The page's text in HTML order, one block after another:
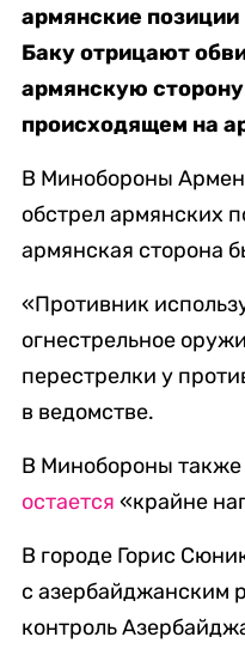
армянские
Баку отрицают
армянскую
происходящем на
В Минобороны
обстрел армянских
армянская сторона
«Противник
огнестрельное
перестрелки у
в ведомстве.
В Минобороны также
остается «крайне
В городе Горис
с азербайджанским
контроль